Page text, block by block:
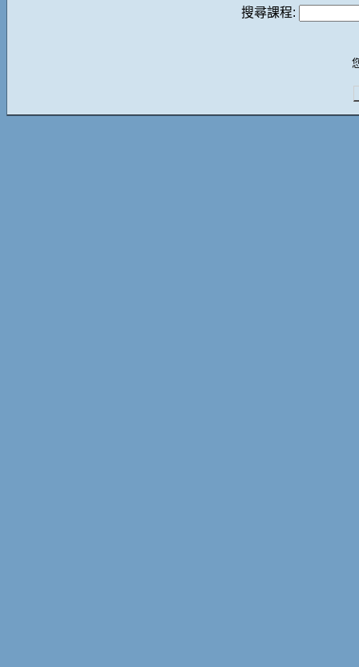
搜尋課程: